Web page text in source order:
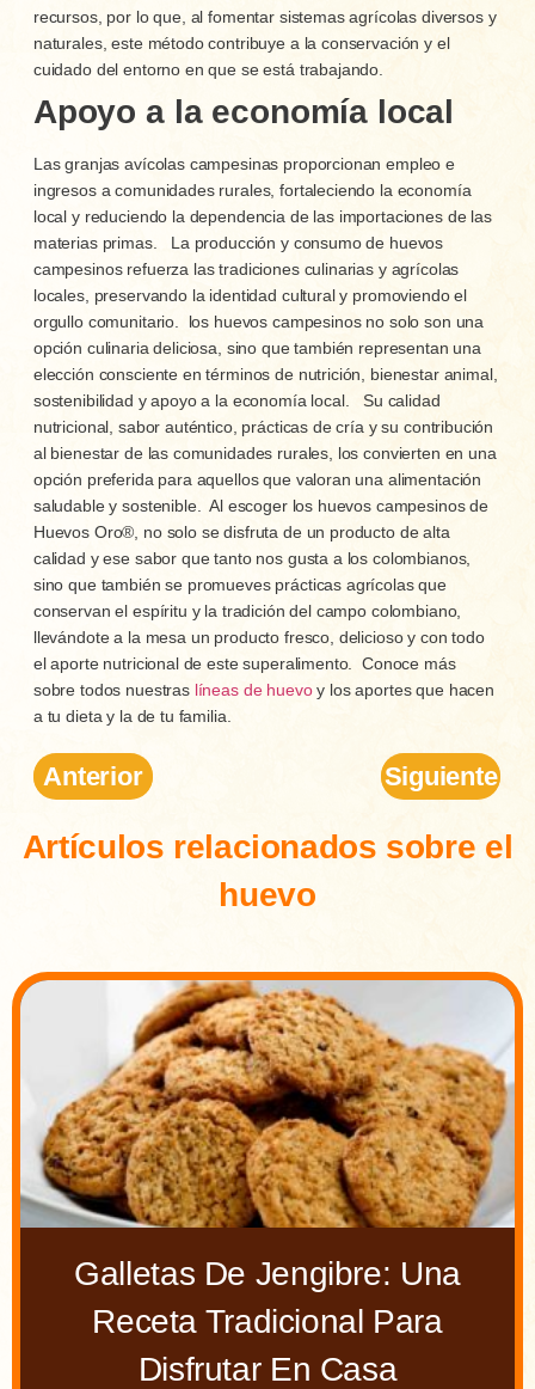
recursos, por lo que, al fomentar sistemas agrícolas diversos y
naturales, este método contribuye a la conservación y el
cuidado del entorno en que se está trabajando.
Apoyo a la economía local
Las granjas avícolas campesinas proporcionan empleo e
ingresos a comunidades rurales, fortaleciendo la economía
local y reduciendo la dependencia de las importaciones de las
materias primas.
La producción y consumo de huevos
campesinos refuerza las tradiciones culinarias y agrícolas
locales, preservando la identidad cultural y promoviendo el
orgullo comunitario.
los huevos campesinos no solo son una
opción culinaria deliciosa, sino que también representan una
elección consciente en términos de nutrición, bienestar animal,
sostenibilidad y apoyo a la economía local.
Su calidad
nutricional, sabor auténtico, prácticas de cría y su contribución
al bienestar de las comunidades rurales, los convierten en una
opción preferida para aquellos que valoran una alimentación
saludable y sostenible.
Al escoger los huevos campesinos de
Huevos Oro®, no solo se disfruta de un producto de alta
calidad y ese sabor que tanto nos gusta a los colombianos,
sino que también se promueves prácticas agrícolas que
conservan el espíritu y la tradición del campo colombiano,
llevándote a la mesa un producto fresco, delicioso y con todo
el aporte nutricional de este superalimento.
Conoce más
sobre todos nuestras líneas de huevoy los aportes que hacen
a tu dieta y la de tu familia.
Anterior Siguiente
Artículos relacionados sobre el
huevo
Galletas De Jengibre: Una
Receta Tradicional Para
Disfrutar En Casa